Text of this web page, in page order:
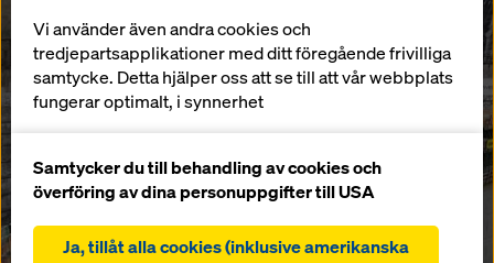
EcoVadis
Vi använder även andra cookies och
tredjepartsapplikationer med ditt föregående frivilliga
samtycke. Detta hjälper oss att se till att vår webbplats
fungerar optimalt, i synnerhet
webbplats (funktionella och statistiska cookies),
underlätta en smidig köpprocess när du använder
cookies),
Samtycker du till behandling av cookies och
överföring av dina personuppgifter till USA
Ja, tillåt alla cookies (inklusive amerikanska